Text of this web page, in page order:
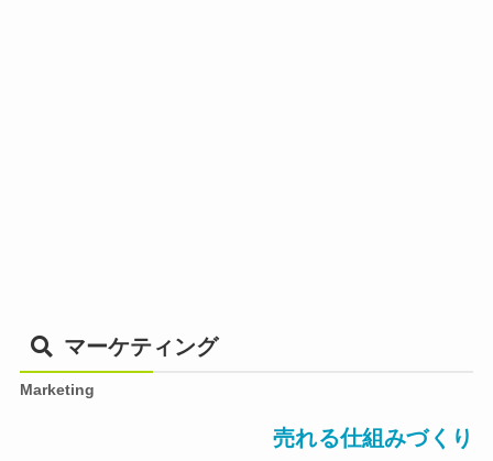
マーケティング
Marketing
売れる仕組みづくり